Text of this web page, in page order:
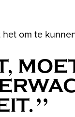
om te